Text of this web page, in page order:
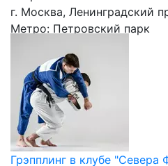
г. Москва, Ленинградский
Метро: Петровский парк
Грэпплинг в клубе "Севера